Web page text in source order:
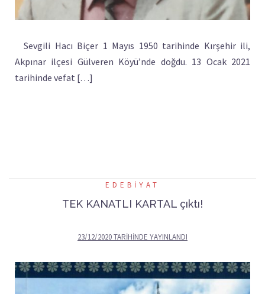
Sevgili Hacı Biçer 1 Mayıs 1950 tarihinde Kırşehir ili,
Akpınar ilçesi Gülveren Köyü’nde doğdu. 13 Ocak 2021
tarihinde vefat […]
EDEBIYAT
TEK KANATLI KARTAL çıktı!
23/12/2020TARIHINDE YAYINLANDI